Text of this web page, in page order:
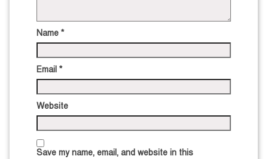
Name *
Email *
Website
Save my name, email, and website in this